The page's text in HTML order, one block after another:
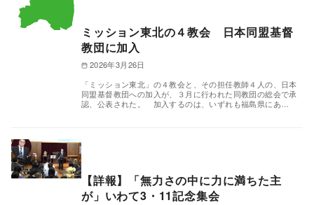
ミッション東北の４教会 日本同盟基督
教団に加入
2026年3月26日
「ミッション東北」の４教会と、その担任教師４人の、日本
同盟基督教団への加入が、３月に行われた同教団の総会で承
認、公表された。 加入するのは、いずれも福島県にあ…
【詳報】「無力さの中に力に満ちた主
が」いわて3・11記念集会